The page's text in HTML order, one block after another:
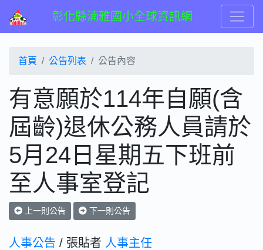
彰化縣湳雅國小全球資訊網
首頁 公告列表 公告內容
有意願於114年自願(含
屆齡)退休公務人員請於
5月24日星期五下班前
至人事室登記
上一則公告 下一則公告
人事公告 / 張貼者 人事主任